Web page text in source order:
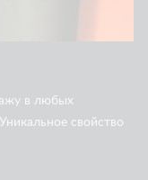
в любых
свойство